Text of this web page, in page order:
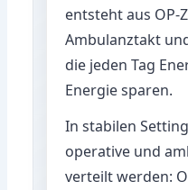
entsteht aus OP-
Ambulanztakt
die jeden Tag
Energie sparen.
In stabilen
operative und
verteilt werden: